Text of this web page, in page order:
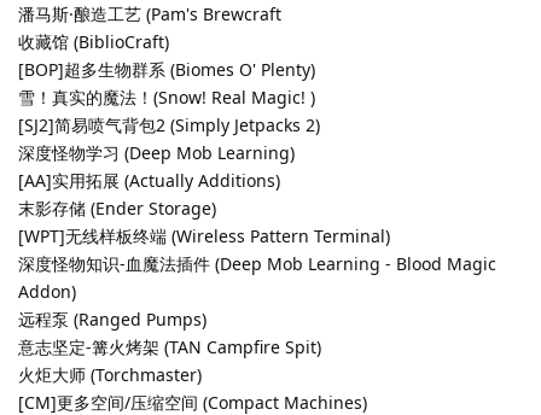
潘马斯·酿造工艺 (Pam's Brewcraft
收藏馆 (BiblioCraft)
[BOP]超多生物群系 (Biomes O' Plenty)
雪！真实的魔法！(Snow! Real Magic! )
[SJ2]简易喷气背包2 (Simply Jetpacks 2)
深度怪物学习 (Deep Mob Learning)
[AA]实用拓展 (Actually Additions)
末影存储 (Ender Storage)
[WPT]无线样板终端 (Wireless Pattern Terminal)
深度怪物知识-血魔法插件 (Deep Mob Learning - Blood Magic
Addon)
远程泵 (Ranged Pumps)
意志坚定-篝火烤架 (TAN Campfire Spit)
火炬大师 (Torchmaster)
[CM]更多空间/压缩空间 (Compact Machines)